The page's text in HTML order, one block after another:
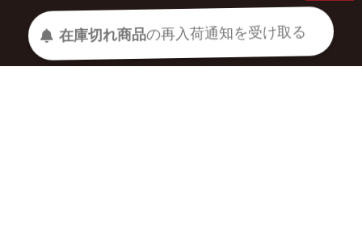
MY ACCOUNT
SHOPPING CART
在庫切れ商品の再入荷通知を受け取る